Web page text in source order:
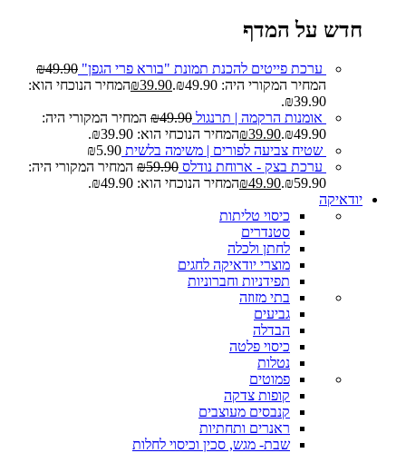
חדש על המדף
ערכת פייטים להכנת תמונת "בורא פרי הגפן" ₪49.90
המחיר המקורי היה: ₪49.90.
₪39.90
המחיר הנוכחי הוא:
₪39.90.
אומנות הרקמה | תרנגול
₪49.90
המחיר המקורי היה:
₪49.90.
₪39.90
המחיר הנוכחי הוא: ₪39.90.
שטיח צביעה לפורים | משימה בלשית
₪5.90
ערכת בצק - ארוחת נודלס
₪59.90
המחיר המקורי היה:
₪59.90.
₪49.90
המחיר הנוכחי הוא: ₪49.90.
יודאיקה
כיסוי טליתות
סטנדרים
לחתן ולכלה
מוצרי יודאיקה לחגים
תפידניות וחברוניות
בתי מזוזה
גביעים
הבדלה
כיסוי פלטה
נטלות
פמוטים
קופות צדקה
קנבסים מעוצבים
ראנרים ותחתיות
שבת- מגש, סכין וכיסוי לחלות